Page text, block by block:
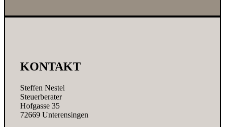
KONTAKT
Steffen Nestel
Steuerberater
Hofgasse 35
72669 Unterensingen